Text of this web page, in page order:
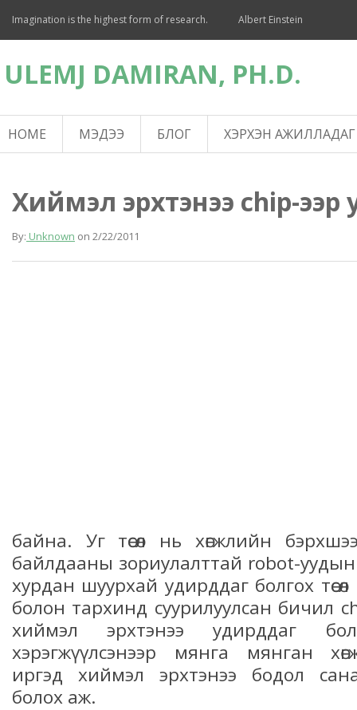
Imagination is the highest form of research. Albert Einstein
ULEMJ DAMIRAN, PH.D.
HOME МЭДЭЭ БЛОГ ХЭРХЭН АЖИЛЛАДАГ
Хиймэл эрхтэнээ chip-ээр
By: Unknown on 2/22/2011
байна. Уг төсөл нь хөгжлийн
байлдааны зориулалттай robot-уудын
хурдан шуурхай удирддаг болгох
болон тархинд суурилуулсан бичил
хиймэл эрхтэнээ удирддаг
хэрэгжүүлсэнээр мянга мянган
иргэд хиймэл эрхтэнээ бодол
болох аж.